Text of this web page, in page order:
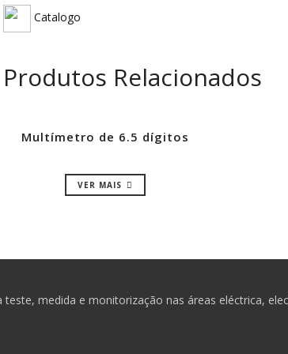
Catalogo
Produtos Relacionados
Multímetro de 6.5 dígitos
VER MAIS
teste, medida e monitorização nas áreas eléctrica,